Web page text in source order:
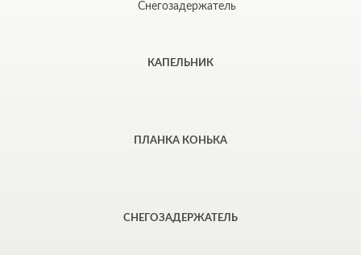
Снегозадержатель
КАПЕЛЬНИК
ПЛАНКА КОНЬКА
СНЕГОЗАДЕРЖАТЕЛЬ